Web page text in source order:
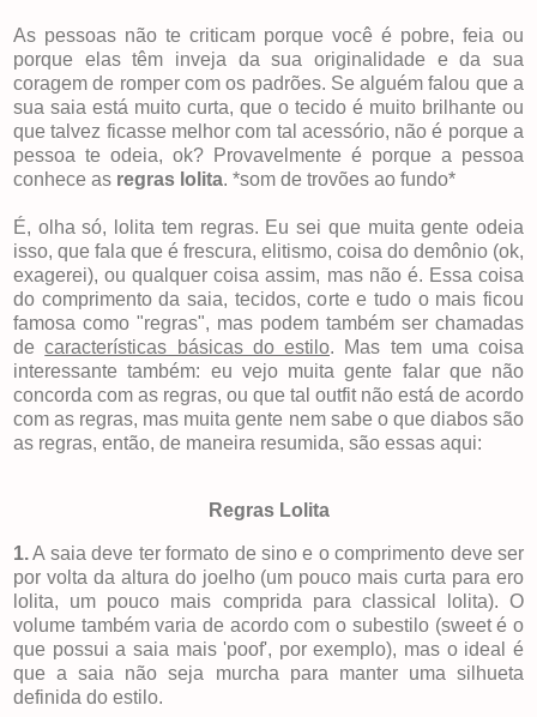
As pessoas não te criticam porque você é pobre, feia ou
porque elas têm inveja da sua originalidade e da sua
coragem de romper com os padrões. Se alguém falou que a
sua saia está muito curta, que o tecido é muito brilhante ou
que talvez ficasse melhor com tal acessório, não é porque a
pessoa te odeia, ok? Provavelmente é porque a pessoa
conhece as regras lolita. *som de trovões ao fundo*
É, olha só, lolita tem regras. Eu sei que muita gente odeia
isso, que fala que é frescura, elitismo, coisa do demônio (ok,
exagerei), ou qualquer coisa assim, mas não é. Essa coisa
do comprimento da saia, tecidos, corte e tudo o mais ficou
famosa como "regras", mas podem também ser chamadas
decaracterísticas básicas do estilo. Mas tem uma coisa
interessante também: eu vejo muita gente falar que não
concorda com as regras, ou que tal outfit não está de acordo
com as regras, mas muita gente nem sabe o que diabos são
as regras, então, de maneira resumida, são essas aqui:
Regras Lolita
1.A saia deve ter formato de sino e o comprimento deve ser
por volta da altura do joelho (um pouco mais curta para ero
lolita, um pouco mais comprida para classical lolita). O
volume também varia de acordo com o subestilo (sweet é o
que possui a saia mais 'poof', por exemplo), mas o ideal é
que a saia não seja murcha para manter uma silhueta
definida do estilo.